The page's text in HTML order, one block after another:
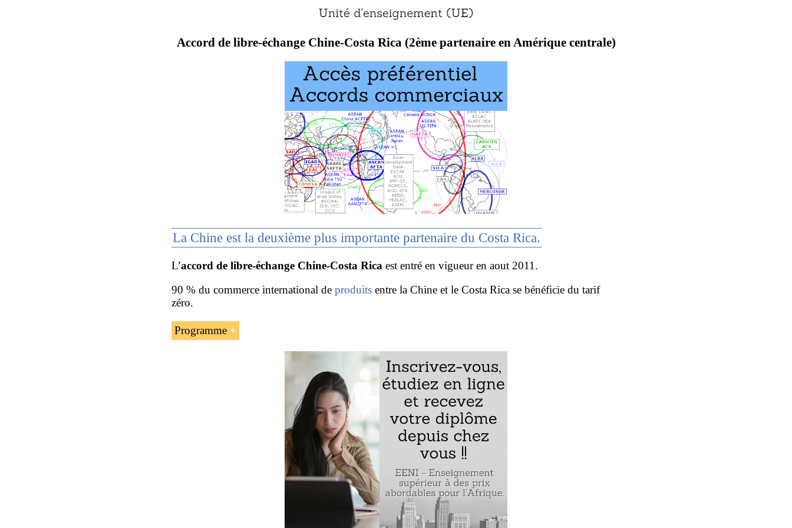
Accord de libre-échange Chine-Costa Rica (2ème partenaire en Amérique centrale)
La Chine est la deuxième plus importante partenaire du Costa Rica.
L’accord de libre-échange Chine-Costa Rica est entré en vigueur en aout 2011.
90 % du commerce international de produits entre la Chine et le Costa Rica se bénéficie du tarif
zéro.
Programme
L’introduction à l’accord de libre-échangeChine
Costa Rica
Les avantages pour les exportateurs
Le commerce international Chine-Costa Rica
La teneur en valeur régionale
Le certificat d’origine
Exemple : l’accord Chine- Costa Rica